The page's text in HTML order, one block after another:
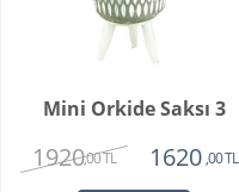
Mini Orkide Saksı 3
1920,00 TL 1620 ,00 TL